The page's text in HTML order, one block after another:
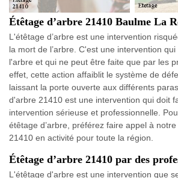
Étêtage d’arbre 21410 Baulme La
L'étêtage d’arbre est une intervention
la mort de l’arbre. C'est une intervention
l'arbre et qui ne peut être faite que par les
effet, cette action affaiblit le système de
laissant la porte ouverte aux différents
d'arbre 21410 est une intervention qui doit
intervention sérieuse et professionnelle.
étêtage d’arbre, préférez faire appel à
21410 en activité pour toute la région.
Étêtage d’arbre 21410 par des
L'étêtage d'arbre est une intervention que